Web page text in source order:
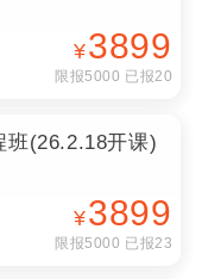
¥3899
限报5000 已报20
(26.2.18开课)
¥3899
限报5000 已报23